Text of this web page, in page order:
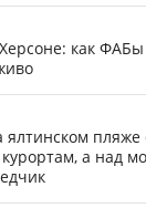
как
ялтинском пляже
а над